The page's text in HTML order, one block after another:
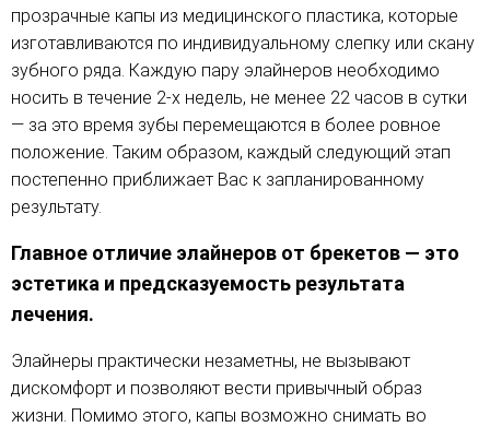
прозрачные капы из медицинского пластика, которые
изготавливаются по индивидуальному слепку или скану
зубного ряда. Каждую пару элайнеров необходимо
носить в течение 2-х недель, не менее 22 часов в сутки
— за это время зубы перемещаются в более ровное
положение. Таким образом, каждый следующий этап
постепенно приближает Вас к запланированному
результату.
Главное отличие элайнеров от брекетов — это
эстетика и предсказуемость результата
лечения.
Элайнеры практически незаметны, не вызывают
дискомфорт и позволяют вести привычный образ
жизни. Помимо этого, капы возможно снимать во